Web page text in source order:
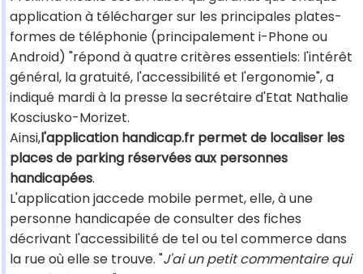
application à télécharger sur les principales plates-
formes de téléphonie (principalement i-Phone ou
Android) "répond à quatre critères essentiels: l'intérêt
général, la gratuité, l'accessibilité et l'ergonomie", a
indiqué mardi à la presse la secrétaire d'Etat Nathalie
Kosciusko-Morizet.
Ainsi,l'application handicap.fr permet de localiser les
places de parking réservées aux personnes
handicapées.
L'application jaccede mobile permet, elle, à une
personne handicapée de consulter des fiches
décrivant l'accessibilité de tel ou tel commerce dans
la rue où elle se trouve. "J'ai un petit commentaire qui